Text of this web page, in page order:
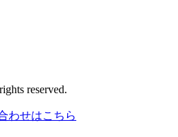
reserved.